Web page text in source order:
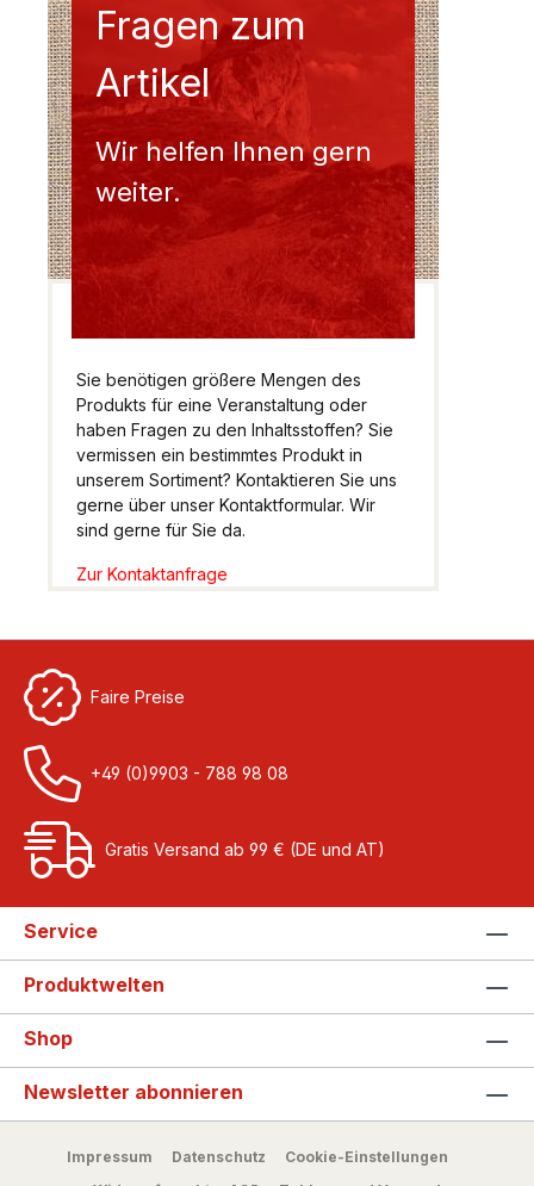
Fragen zum
Artikel
Wir helfen Ihnen gern
weiter.
Sie benötigen größere Mengen des
Produkts für eine Veranstaltung oder
haben Fragen zu den Inhaltsstoffen? Sie
vermissen ein bestimmtes Produkt in
unserem Sortiment? Kontaktieren Sie uns
gerne über unser Kontaktformular. Wir
sind gerne für Sie da.
Zur Kontaktanfrage
Faire Preise
+49 (0)9903 - 788 98 08
Gratis Versand ab 99 € (DE und AT)
Service
Produktwelten
Shop
Newsletter abonnieren
Impressum Datenschutz
Cookie-Einstellungen